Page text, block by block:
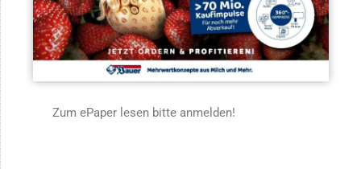
Zum ePaper lesen bitte anmelden!